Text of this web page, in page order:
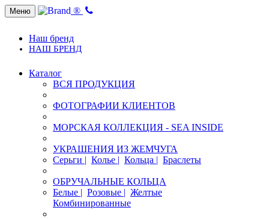
Меню ®
Наш бренд
НАШ БРЕНД
Каталог
ВСЯ ПРОДУКЦИЯ
ФОТОГРАФИИ КЛИЕНТОВ
МОРСКАЯ КОЛЛЕКЦИЯ - SEA INSIDE
УКРАШЕНИЯ ИЗ ЖЕМЧУГА
Серьги | Колье | Кольца | Браслеты
ОБРУЧАЛЬНЫЕ КОЛЬЦА
Белые | Розовые | Желтые
Комбинированные